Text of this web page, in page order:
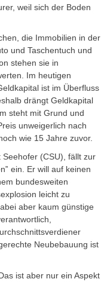
weil sich der Boden
die Immobilien in der
und Taschentuch und
stehen sie in
Im heutigen
ist im Überfluss
drängt Geldkapital
steht mit Grund und
unweigerlich nach
wie 15 Jahre zuvor.
(CSU), fällt zur
ein. Er will auf keinen
bundesweiten
leicht zu
aber kaum günstige
Neubebauung ist
ist aber nur ein Aspekt